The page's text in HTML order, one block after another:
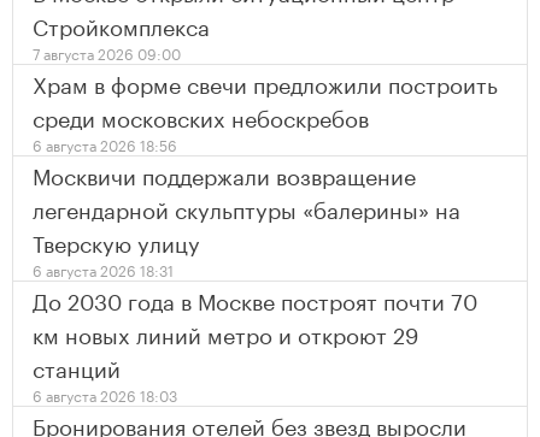
Стройкомплекса
7 августа 2026 09:00
Храм в форме свечи предложили построить
среди московских небоскребов
6 августа 2026 18:56
Москвичи поддержали возвращение
легендарной скульптуры «балерины» на
Тверскую улицу
6 августа 2026 18:31
До 2030 года в Москве построят почти 70
км новых линий метро и откроют 29
станций
6 августа 2026 18:03
Бронирования отелей без звезд выросли